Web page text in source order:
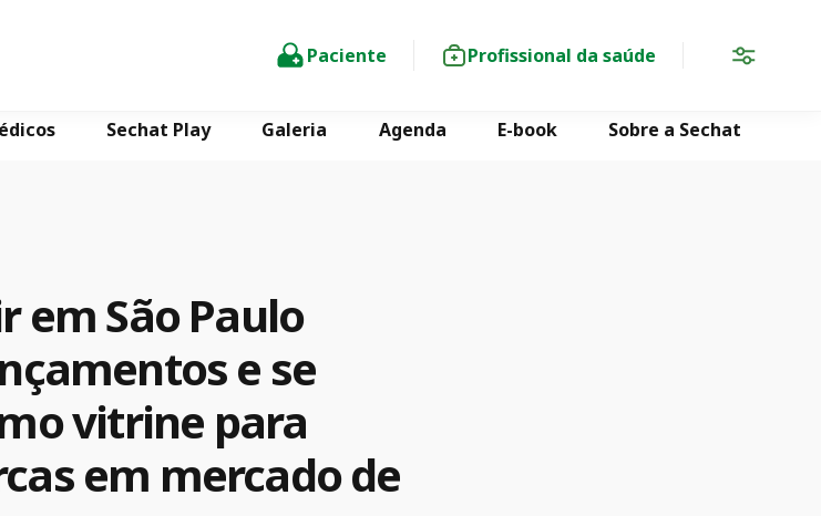
Paciente Profissional da saúde
Sechat Play Galeria Agenda E-book Sobre a Sechat
em São Paulo
e se
vitrine para
em mercado de